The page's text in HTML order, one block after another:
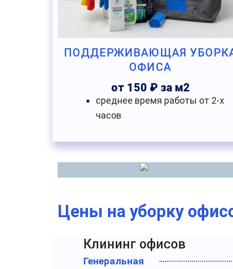
ПОДДЕРЖИВАЮЩАЯ
ОФИСА
от 150 ₽ за м2
среднее время работы от 2-х
часов
Цены на уборку
Клининг офисов
Генеральная